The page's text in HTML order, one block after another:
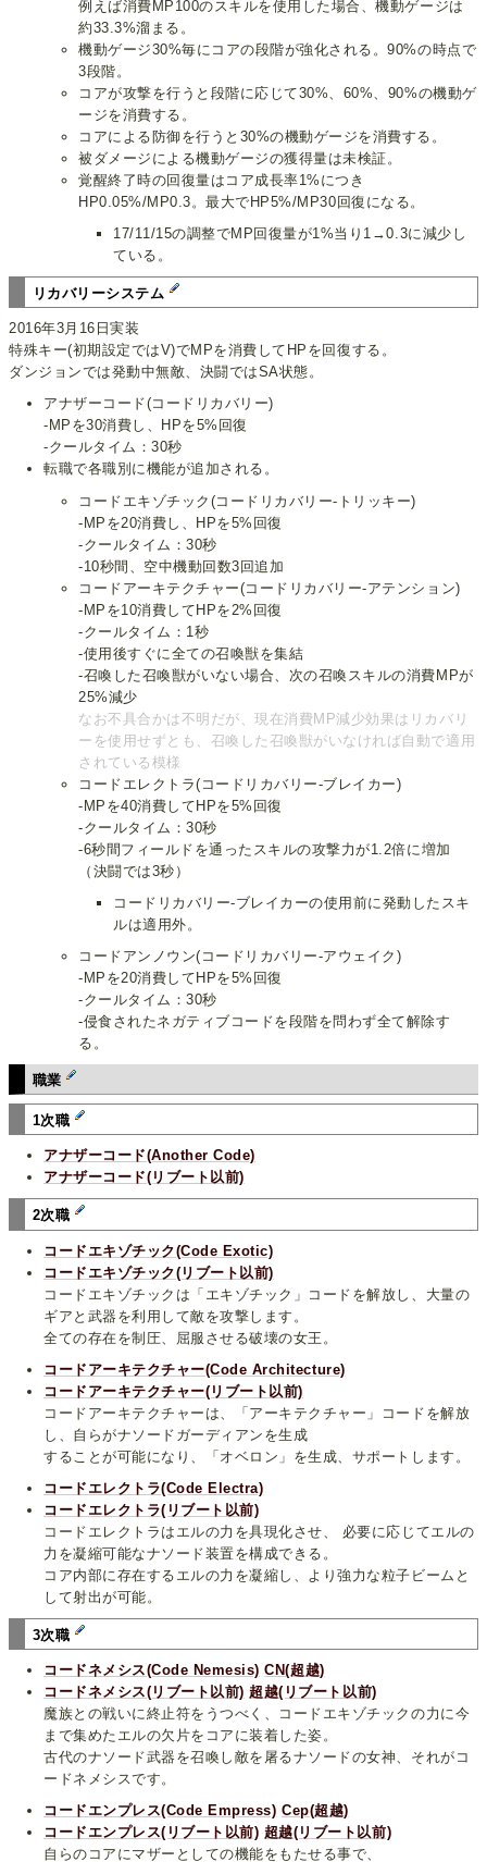
例えば消費MP100のスキルを使用した場合、機動ゲージは
約33.3%溜まる。
機動ゲージ30%毎にコアの段階が強化される。90%の時点で
3段階。
コアが攻撃を行うと段階に応じて30%、60%、90%の機動ゲ
ージを消費する。
コアによる防御を行うと30%の機動ゲージを消費する。
被ダメージによる機動ゲージの獲得量は未検証。
覚醒終了時の回復量はコア成長率1%につき
HP0.05%/MP0.3。最大でHP5%/MP30回復になる。
17/11/15の調整でMP回復量が1%当り1→0.3に減少し
ている。
リカバリーシステム
2016年3月16日実装
特殊キー(初期設定ではV)でMPを消費してHPを回復する。
ダンジョンでは発動中無敵、決闘ではSA状態。
アナザーコード(コードリカバリー)
‐MPを30消費し、HPを5%回復
‐クールタイム：30秒
転職で各職別に機能が追加される。
コードエキゾチック(コードリカバリー‐トリッキー)
‐MPを20消費し、HPを5%回復
‐クールタイム：30秒
‐10秒間、空中機動回数3回追加
コードアーキテクチャー(コードリカバリー‐アテンション)
‐MPを10消費してHPを2%回復
‐クールタイム：1秒
‐使用後すぐに全ての召喚獣を集結
‐召喚した召喚獣がいない場合、次の召喚スキルの消費MPが
25%減少
なお不具合かは不明だが、現在消費MP減少効果はリカバリ
ーを使用せずとも、召喚した召喚獣がいなければ自動で適用
されている模様
コードエレクトラ(コードリカバリー‐ブレイカー)
‐MPを40消費してHPを5%回復
‐クールタイム：30秒
‐6秒間フィールドを通ったスキルの攻撃力が1.2倍に増加
（決闘では3秒）
コードリカバリー‐ブレイカーの使用前に発動したスキ
ルは適用外。
コードアンノウン(コードリカバリー‐アウェイク)
‐MPを20消費してHPを5%回復
‐クールタイム：30秒
‐侵食されたネガティブコードを段階を問わず全て解除す
る。
職業
1次職
アナザーコード(Another Code)
アナザーコード(リブート以前)
2次職
コードエキゾチック(Code Exotic)
コードエキゾチック(リブート以前)
コードエキゾチックは「エキゾチック」コードを解放し、大量の
ギアと武器を利用して敵を攻撃します。
全ての存在を制圧、屈服させる破壊の女王。
コードアーキテクチャー(Code Architecture)
コードアーキテクチャー(リブート以前)
コードアーキテクチャーは、「アーキテクチャー」コードを解放
し、自らがナソードガーディアンを生成
することが可能になり、「オベロン」を生成、サポートします。
コードエレクトラ(Code Electra)
コードエレクトラ(リブート以前)
コードエレクトラはエルの力を具現化させ、 必要に応じてエルの
力を凝縮可能なナソード装置を構成できる。
コア内部に存在するエルの力を凝縮し、より強力な粒子ビームと
して射出が可能。
3次職
コードネメシス(Code Nemesis) CN(超越)
コードネメシス(リブート以前) 超越(リブート以前)
魔族との戦いに終止符をうつべく、コードエキゾチックの力に今
まで集めたエルの欠片をコアに装着した姿。
古代のナソード武器を召喚し敵を屠るナソードの女神、それがコ
ードネメシスです。
コードエンプレス(Code Empress) Cep(超越)
コードエンプレス(リブート以前) 超越(リブート以前)
自らのコアにマザーとしての機能をもたせる事で、